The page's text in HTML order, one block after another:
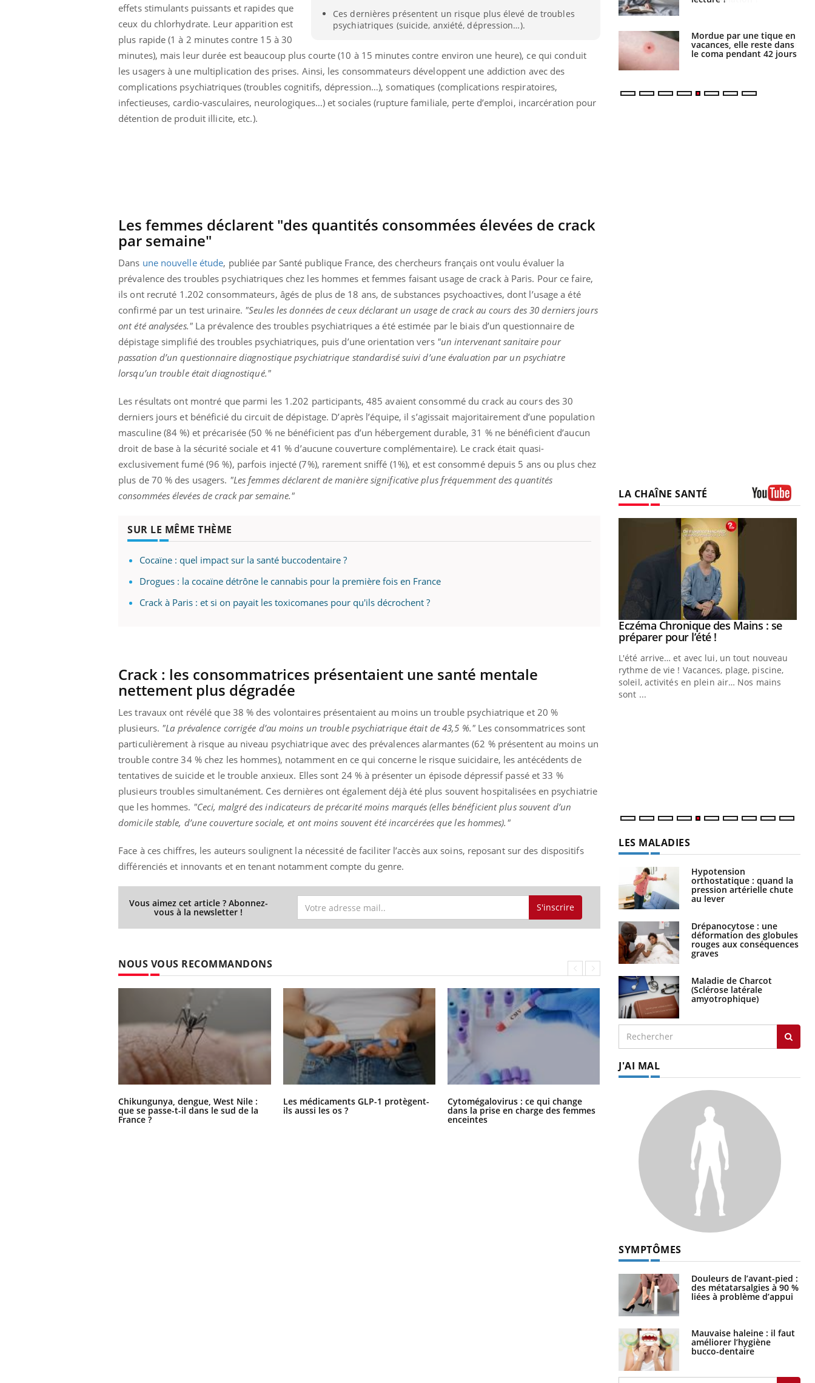
Ces dernières présentent un risque plus élevé de troubles
psychiatriques (suicide, anxiété, dépression…).
effets stimulants puissants et rapides que
ceux du chlorhydrate. Leur apparition est
plus rapide (1 à 2 minutes contre 15 à 30
minutes), mais leur durée est beaucoup plus courte (10 à 15 minutes contre environ une heure), ce qui conduit
les usagers à une multiplication des prises. Ainsi, les consommateurs développent une addiction avec des
complications psychiatriques (troubles cognitifs, dépression…), somatiques (complications respiratoires,
infectieuses, cardio-vasculaires, neurologiques…) et sociales (rupture familiale, perte d’emploi, incarcération pour
détention de produit illicite, etc.).
Les femmes déclarent "des quantités consommées élevées de crack
par semaine"
Dans une nouvelle étude, publiée par Santé publique France, des chercheurs français ont voulu évaluer la
prévalence des troubles psychiatriques chez les hommes et femmes faisant usage de crack à Paris. Pour ce faire,
ils ont recruté 1.202 consommateurs, âgés de plus de 18 ans, de substances psychoactives, dont l’usage a été
confirmé par un test urinaire. "Seules les données de ceux déclarant un usage de crack au cours des 30 derniers jours
ont été analysées."La prévalence des troubles psychiatriques a été estimée par le biais d’un questionnaire de
dépistage simplifié des troubles psychiatriques, puis d’une orientation vers "un intervenant sanitaire pour
passation d’un questionnaire diagnostique psychiatrique standardisé suivi d’une évaluation par un psychiatre
lorsqu’un trouble était diagnostiqué."
Les résultats ont montré que parmi les 1.202 participants, 485 avaient consommé du crack au cours des 30
derniers jours et bénéficié du circuit de dépistage. D’après l’équipe, il s’agissait majoritairement d’une population
masculine (84 %) et précarisée (50 % ne bénéficient pas d’un hébergement durable, 31 % ne bénéficient d’aucun
droit de base à la sécurité sociale et 41 % d’aucune couverture complémentaire). Le crack était quasi-
exclusivement fumé (96 %), parfois injecté (7%), rarement sniffé (1%), et est consommé depuis 5 ans ou plus chez
plus de 70 % des usagers. "Les femmes déclarent de manière significative plus fréquemment des quantités
consommées élevées de crack par semaine."
SUR LE MÊME THÈME
Cocaïne : quel impact sur la santé buccodentaire ?
Drogues : la cocaïne détrône le cannabis pour la première fois en France
Crack à Paris : et si on payait les toxicomanes pour qu'ils décrochent ?
Crack : les consommatrices présentaient une santé mentale
nettement plus dégradée
Les travaux ont révélé que 38 % des volontaires présentaient au moins un trouble psychiatrique et 20 %
plusieurs. "La prévalence corrigée d’au moins un trouble psychiatrique était de 43,5 %."Les consommatrices sont
particulièrement à risque au niveau psychiatrique avec des prévalences alarmantes (62 % présentent au moins un
trouble contre 34 % chez les hommes), notamment en ce qui concerne le risque suicidaire, les antécédents de
tentatives de suicide et le trouble anxieux. Elles sont 24 % à présenter un épisode dépressif passé et 33 %
plusieurs troubles simultanément. Ces dernières ont également déjà été plus souvent hospitalisées en psychiatrie
que les hommes. "Ceci, malgré des indicateurs de précarité moins marqués (elles bénéficient plus souvent d’un
domicile stable, d’une couverture sociale, et ont moins souvent été incarcérées que les hommes)."
Face à ces chiffres, les auteurs soulignent la nécessité de faciliter l’accès aux soins, reposant sur des dispositifs
différenciés et innovants et en tenant notamment compte du genre.
Vous aimez cet article ? Abonnez-
vous à la newsletter ! S'inscrire
NOUS VOUS RECOMMANDONS
Chikungunya, dengue, West Nile :
que se passe-t-il dans le sud de la
France ?
Les médicaments GLP-1 protègent-
ils aussi les os ?
Cytomégalovirus : ce qui change
dans la prise en charge des femmes
enceintes
La sieste empêche-t-elle de dormir
Pourquoi votre ventre
gâche-t-il les premiers
jours de vos vacances ? finalement être bénéfique le coma pendant 42 jours
Allergies alimentaires :
une nouvelle arme contre
les réactions sévères
LA CHAÎNE SANTÉ
même alopécie… Les symptômes de la
carence en fer sont multiples ce qui la rend
reste entourée d'idées reçues chez les
patients comme parfois chez les soignants.
rythme de vie ! Vacances, plage, piscine,
soleil, activités en plein air… Nos mains
Youtube
Diabète & Ramadan 2026Youtube
Le Ramadan approche, et, pour de
nombreuses personnes atteintes de
diabète, c'est une période de questions, de
défis, mais ...
LES MALADIES
Hypotension
orthostatique : quand la
pression artérielle chute
au lever
Drépanocytose : une
déformation des globules
rouges aux conséquences
graves
Maladie de Charcot
(Sclérose latérale
amyotrophique)
J'AI MAL
SYMPTÔMES
Douleurs de l’avant-pied :
des métatarsalgies à 90 %
liées à problème d’appui
Mauvaise haleine : il faut
améliorer l’hygiène
bucco-dentaire